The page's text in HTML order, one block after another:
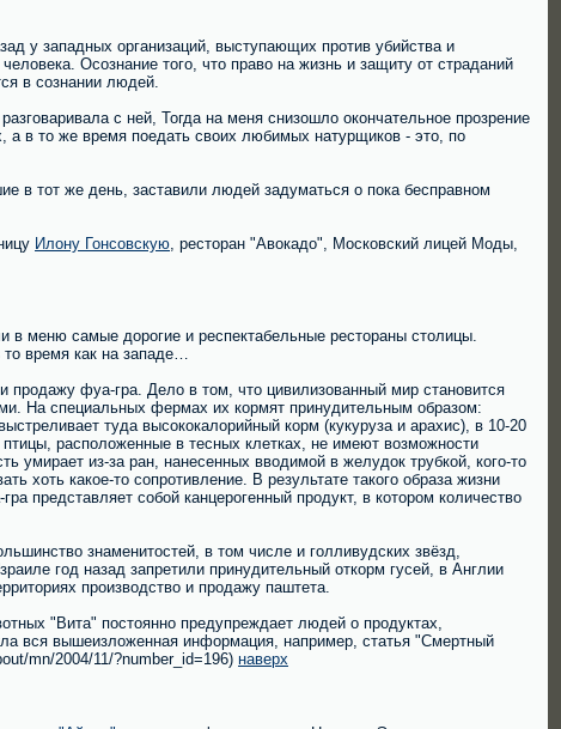
у западных организаций, выступающих против убийства и
Осознание того, что право на жизнь и защиту от страданий
в сознании людей.
с ней, Тогда на меня снизошло окончательное прозрение
а в то же время поедать своих любимых натурщиков - это, по
тот же день, заставили людей задуматься о пока бесправном
Илону Гонсовскую, ресторан "Авокадо", Московский лицей Моды,
в меню самые дорогие и респектабельные рестораны столицы.
время как на западе…
фуа-гра. Дело в том, что цивилизованный мир становится
На специальных фермах их кормят принудительным образом:
туда высококалорийный корм (кукуруза и арахис), в 10-20
расположенные в тесных клетках, не имеют возможности
умирает из-за ран, нанесенных вводимой в желудок трубкой, кого-то
хоть какое-то сопротивление. В результате такого образа жизни
представляет собой канцерогенный продукт, в котором количество
знаменитостей, в том числе и голливудских звёзд,
год назад запретили принудительный откорм гусей, в Англии
производство и продажу паштета.
"Вита" постоянно предупреждает людей о продуктах,
вся вышеизложенная информация, например, статья "Смертный
mn/2004/11/?number_id=196) наверх